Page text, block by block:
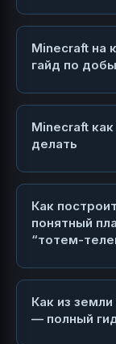
Minecraft на
гайд по
Minecraft
делать
Как
понятный
“тотем-
Как из
— полный